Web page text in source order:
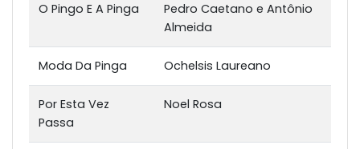
O Pingo E A Pinga
Pedro Caetano e Antônio
Almeida
Moda Da Pinga Ochelsis Laureano
Por Esta Vez
Passa
Noel Rosa